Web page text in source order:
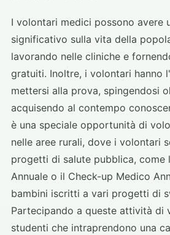
I volontari medici possono avere
significativo sulla vita della
lavorando nelle cliniche e
gratuiti. Inoltre, i volontari hanno
mettersi alla prova, spingendosi
acquisendo al contempo
è una speciale opportunità di
nelle aree rurali, dove i volontari
progetti di salute pubblica, come
Annuale o il Check-up Medico
bambini iscritti a vari progetti di
Partecipando a queste attività di
studenti che intraprendono una